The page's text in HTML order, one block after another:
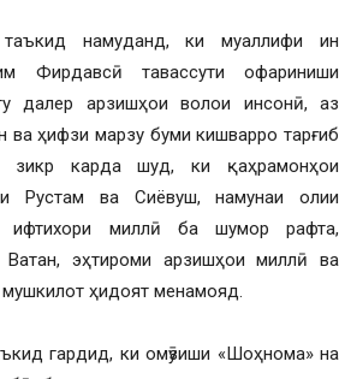
таъкид намуданд, ки муаллифи ин
Фирдавсӣ тавассути офариниши
далер арзишҳои волои инсонӣ, аз
ва ҳифзи марзу буми кишварро тарғиб
зикр карда шуд, ки қаҳрамонҳои
Рустам ва Сиёвуш, намунаи олии
ифтихори миллӣ ба шумор рафта,
эҳтироми арзишҳои миллӣ ва
ҳидоят менамояд.
гардид, ки омӯзиши «Шоҳнома» на